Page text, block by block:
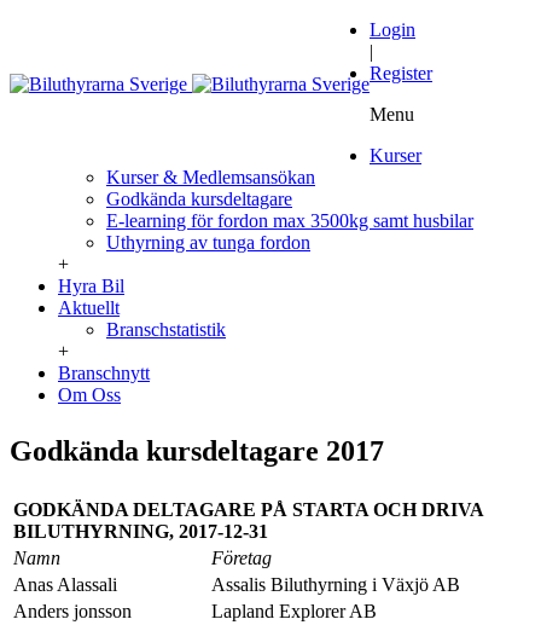
Login
|
Register
Menu
Kurser
Kurser & Medlemsansökan
Godkända kursdeltagare
E-learning för fordon max 3500kg samt husbilar
Uthyrning av tunga fordon
+
Hyra Bil
Aktuellt
Branschstatistik
+
Branschnytt
Om Oss
Godkända kursdeltagare 2017
GODKÄNDA DELTAGARE PÅ STARTA OCH DRIVA
BILUTHYRNING, 2017-12-31
Namn
Företag
Anas Alassali
Assalis Biluthyrning i Växjö AB
Anders jonsson
Lapland Explorer AB